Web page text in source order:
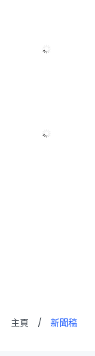
主頁 / 新聞稿